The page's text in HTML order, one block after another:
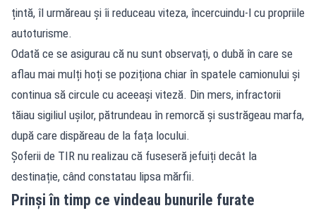
țintă, îl urmăreau și îi reduceau viteza, încercuindu-l cu propriile
autoturisme.
Odată ce se asigurau că nu sunt observați, o dubă în care se
aflau mai mulți hoți se poziționa chiar în spatele camionului și
continua să circule cu aceeași viteză. Din mers, infractorii
tăiau sigiliul ușilor, pătrundeau în remorcă și sustrăgeau marfa,
după care dispăreau de la fața locului.
Șoferii de TIR nu realizau că fuseseră jefuiți decât la
destinație, când constatau lipsa mărfii.
Prinși în timp ce vindeau bunurile furate